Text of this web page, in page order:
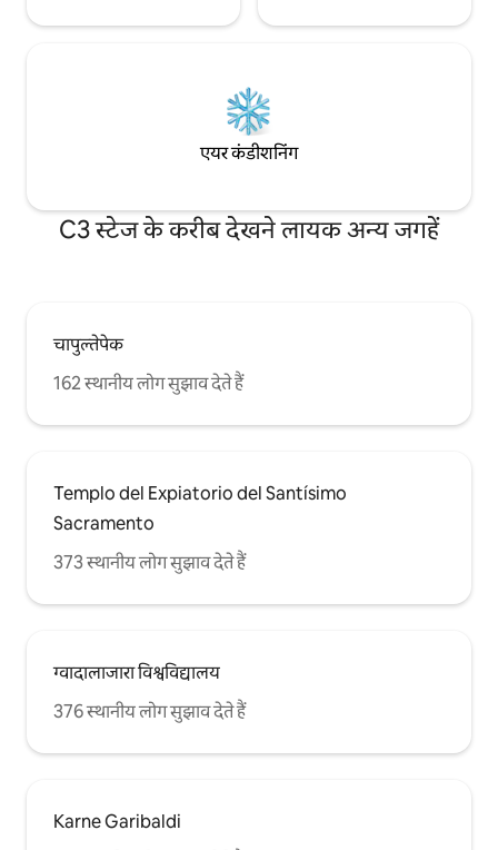
एयर कंडीशनिंग
C3 स्टेज के करीब देखने लायक अन्य जगहें
चापुल्तेपेक
162 स्थानीय लोग सुझाव देते हैं
Templo del Expiatorio del Santísimo
Sacramento
373 स्थानीय लोग सुझाव देते हैं
ग्वादालाजारा विश्वविद्यालय
376 स्थानीय लोग सुझाव देते हैं
Karne Garibaldi